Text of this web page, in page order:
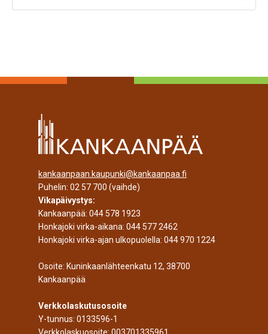
kankaanpaan.kaupunki@kankaanpaa.fi
Puhelin: 02 57 700 (vaihde)
Vikapäivystys:
Kankaanpää: 044 578 1923
Honkajoki virka-aikana: 044 577 2462
Honkajoki virka-ajan ulkopuolella: 044 970 1224
Osoite: Kuninkaanlähteenkatu 12, 38700
Kankaanpää
Verkkolaskutusosoite
Y-tunnus: 0133596-1